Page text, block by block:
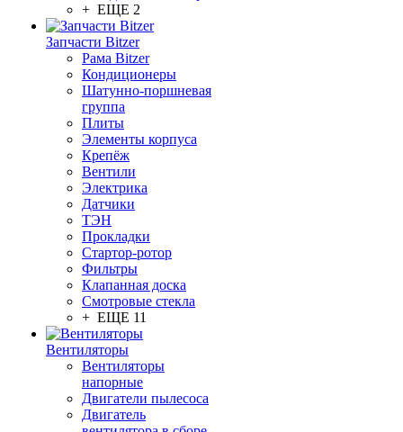
+ ЕЩЕ 2
Запчасти Bitzer
Рама Bitzer
Кондиционеры
Шатунно-поршневая
группа
Плиты
Элементы корпуса
Крепёж
Вентили
Электрика
Датчики
ТЭН
Прокладки
Стартор-ротор
Фильтры
Клапанная доска
Смотровые стекла
+ ЕЩЕ 11
Вентиляторы
Вентиляторы
напорные
Двигатели пылесоса
Двигатель